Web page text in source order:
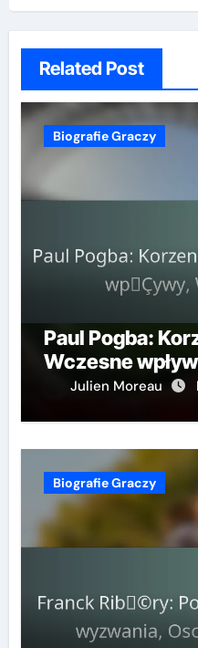
Related Post
Biografie Graczy
Paul Pogba:
Wczesne
Julien Moreau
Biografie Graczy